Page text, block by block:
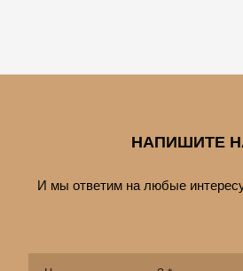
НАПИШИТЕ
И мы ответим на любые